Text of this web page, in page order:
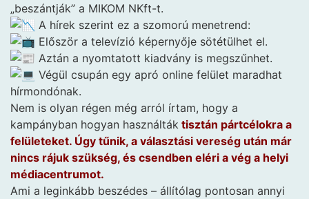
„beszántják” a MIKOM NKft-t.
A hírek szerint ez a szomorú menetrend:
Először a televízió képernyője sötétülhet el.
Aztán a nyomtatott kiadvány is megszűnhet.
Végül csupán egy apró online felület maradhat
hírmondónak.
Nem is olyan régen még arról írtam, hogy a
kampányban hogyan használták tisztán pártcélokra a
felületeket. Úgy tűnik, a választási vereség után már
nincs rájuk szükség, és csendben eléri a vég a helyi
médiacentrumot.
Ami a leginkább beszédes – állítólag pontosan annyi